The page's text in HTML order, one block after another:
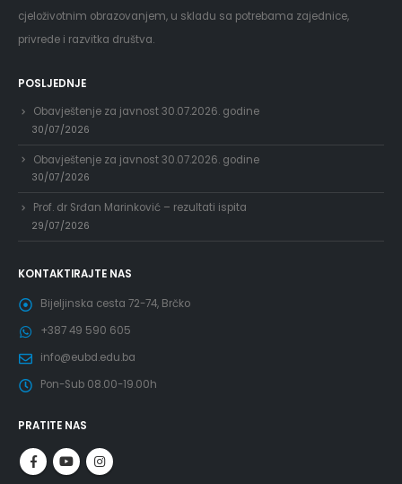
cjeloživotnim obrazovanjem, u skladu sa potrebama zajednice,
privrede i razvitka društva.
POSLJEDNJE
Obavještenje za javnost 30.07.2026. godine
30/07/2026
Obavještenje za javnost 30.07.2026. godine
30/07/2026
Prof. dr Srđan Marinković – rezultati ispita
29/07/2026
KONTAKTIRAJTE NAS
Bijeljinska cesta 72-74, Brčko
+387 49 590 605
info@eubd.edu.ba
Pon-Sub 08.00-19.00h
PRATITE NAS